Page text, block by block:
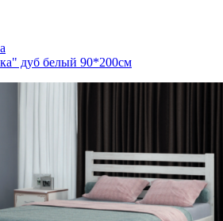
дуб белый 90*200см